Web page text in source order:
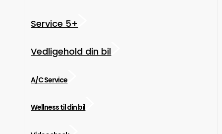
Service 5+
Vedligehold din bil
A/C Service
Wellness til din bil